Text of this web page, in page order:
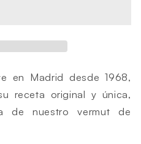
en Madrid desde 1968,
receta original y única,
de nuestro vermut de